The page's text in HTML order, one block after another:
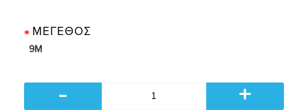
ΜΈΓΕΘΟΣ
9M
- +